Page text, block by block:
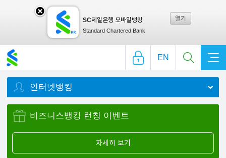
SC제일은행 모바일뱅킹
Standard Chartered Bank
열기
모바
EN
인터넷뱅킹
비즈니스뱅킹 런칭 이벤트
자세히 보기